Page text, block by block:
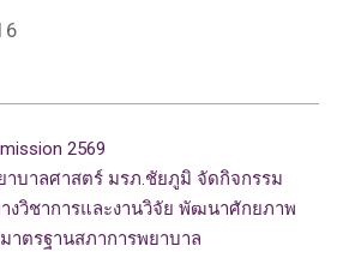
2569
บาลศาสตร์ มรภ.ชัยภูมิ จัดกิจกรรม
างวิชาการและงานวิจัย พัฒนาศักยภาพ
มาตรฐานสภาการพยาบาล